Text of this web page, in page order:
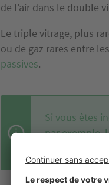
de l’air dans le double
Le triple vitrage, plus
ou de gaz rares entre
passives.
Si vous êtes
par exemple,